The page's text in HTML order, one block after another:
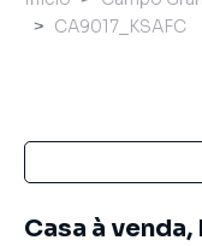
CA9017_KSAFC
Casa à